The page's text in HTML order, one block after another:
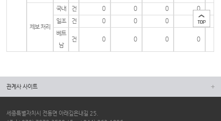
제보 처리
국내 건 0 0 0
0
일조
건 0 0 0
0
베트
남
건 0 0 0 0
관계사 사이트
세종특별자치시 전동면 아래깊은내길 25.